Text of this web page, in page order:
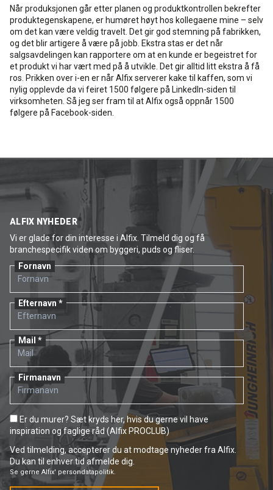
Når produksjonen går etter planen og produktkontrollen bekrefter
produktegenskapene, er humøret høyt hos kollegaene mine – selv
om det kan være veldig travelt. Det gir god stemning på fabrikken,
og det blir artigere å være på jobb. Ekstra stas er det når
salgsavdelingen kan rapportere om at en kunde er begeistret for
et produkt vi har vært med på å utvikle. Det gir alltid litt ekstra å få
ros. Prikken over i-en er når Alfix serverer kake til kaffen, som vi
nylig opplevde da vi feiret 1500 følgere på LinkedIn-siden til
virksomheten. Så jeg ser fram til at Alfix også oppnår 1500
følgere på Facebook-siden.
ALFIX NYHEDER
Vi er glade for din interesse i Alfix. Tilmeld dig og få
branchespecifik viden om byggeri, puds og fliser.
Fornavn
Efternavn
Mail
Firmanavn
Er du murer? Sæt kryds her, hvis du gerne vil have
inspiration og faglige råd (Alfix PROCLUB)
Ved tilmelding, accepterer du at modtage nyheder fra Alfix.
Du kan til enhver tid afmelde dig.
Se gerneAlfix' persondatapolitik.